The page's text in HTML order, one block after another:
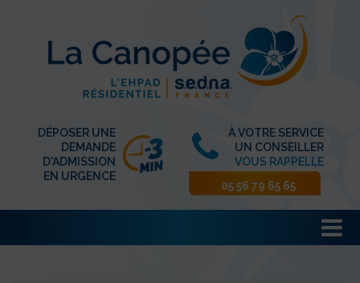
DÉPOSER UNE
DEMANDE
D'ADMISSION
EN URGENCE
À VOTRE SERVICE
UN CONSEILLER
VOUS RAPPELLE
05 56 79 65 65